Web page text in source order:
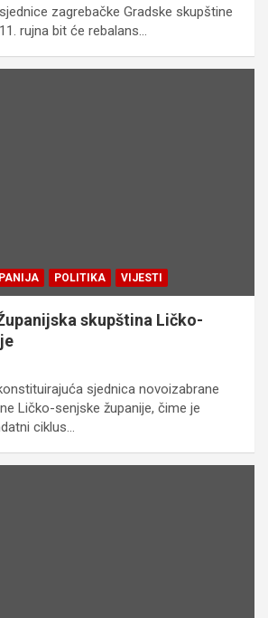
zagrebačke Gradske skupštine
rujna bit će rebalans…
POLITIKA VIJESTI
skupština Ličko-
sjednica novoizabrane
Ličko-senjske županije, čime je
ciklus…